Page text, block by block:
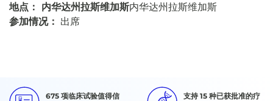
地点： 内华达州拉斯维加斯内华达州拉斯维加斯
参加情况： 出席
675 项临床试验值得信
支持 15 种已获批准的疗